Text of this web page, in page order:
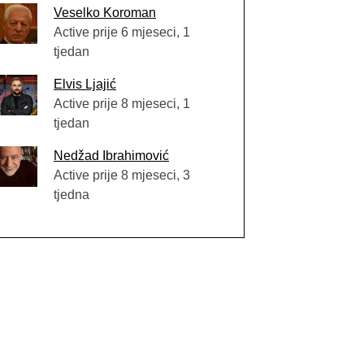
Veselko Koroman
Active prije 6 mjeseci, 1
tjedan
Elvis Ljajić
Active prije 8 mjeseci, 1
tjedan
Nedžad Ibrahimović
Active prije 8 mjeseci, 3
tjedna